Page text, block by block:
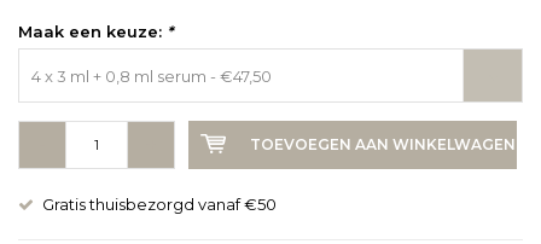
Maak een keuze: *
4 x 3 ml + 0,8 ml serum - €47,50
TOEVOEGEN AAN WINKELWAGEN
Gratis thuisbezorgd vanaf €50